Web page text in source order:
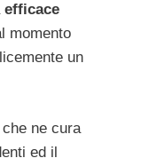
efficace
momento
un
ne cura
ed il